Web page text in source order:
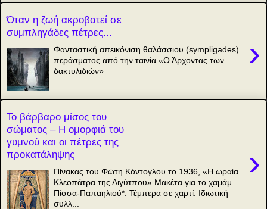
Όταν η ζωή ακροβατεί σε
συμπληγάδες πέτρες...
›
Φανταστική απεικόνιση θαλάσσιου (sympligades)
περάσματος από την ταινία «Ο Άρχοντας των
δακτυλιδιών»
Το βάρβαρο μίσος του
σώματος – Η ομορφιά του
γυμνού και οι πέτρες της
προκατάληψης
›
Πίνακας του Φώτη Κόντογλου το 1936, «Η ωραία
Κλεοπάτρα της Αιγύτπου» Μακέτα για το χαμάμ
Πίσσα-Παπαηλιού*. Τέμπερα σε χαρτί. Ιδιωτική
συλλ...